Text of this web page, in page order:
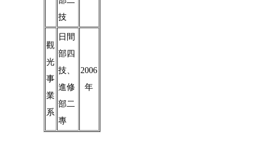
技
觀
光
事
業
系
日間
部四
技、
進修
部二
專
2006
年